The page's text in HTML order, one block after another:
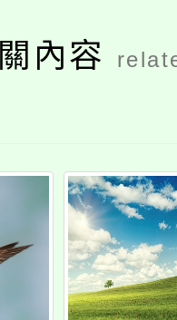
內容